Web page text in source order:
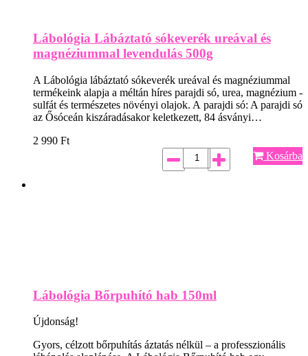
Lábológia Lábáztató sókeverék ureával és
magnéziummal levendulás 500g
A Lábológia lábáztató sókeverék ureával és magnéziummal
termékeink alapja a méltán híres parajdi só, urea, magnézium -
sulfát és természetes növényi olajok. A parajdi só: A parajdi só
az Ősóceán kiszáradásakor keletkezett, 84 ásványi…
2 990 Ft
Kosárba
Lábológia Bőrpuhító hab 150ml
Újdonság!
Gyors, célzott bőrpuhítás áztatás nélkül – a professzionális